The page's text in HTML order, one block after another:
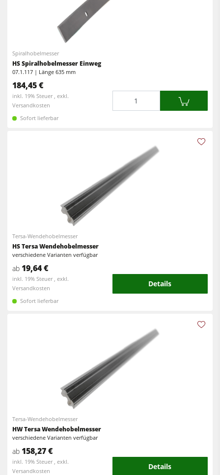
Spiralhobelmesser
HS Spiralhobelmesser Einweg
07.1.117 | Länge 635 mm
184,45 €
inkl. 19% Steuer , exkl.
Versandkosten
Sofort lieferbar
Tersa-Wendehobelmesser
HS Tersa Wendehobelmesser
verschiedene Varianten verfügbar
ab 19,64 €
inkl. 19% Steuer , exkl.
Versandkosten
Details
Sofort lieferbar
Tersa-Wendehobelmesser
HW Tersa Wendehobelmesser
verschiedene Varianten verfügbar
ab 158,27 €
inkl. 19% Steuer , exkl.
Versandkosten
Details